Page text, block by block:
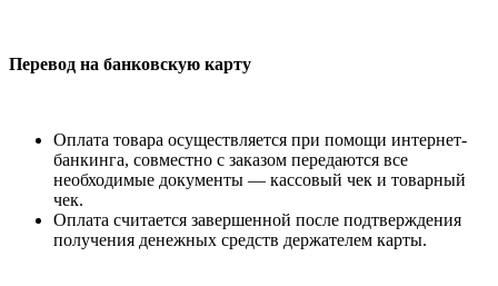
Перевод на банковскую карту
Оплата товара осуществляется при помощи интернет-
банкинга, совместно с заказом передаются все
необходимые документы — кассовый чек и товарный
чек.
Оплата считается завершенной после подтверждения
получения денежных средств держателем карты.